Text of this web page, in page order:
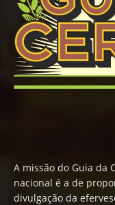
A missão do Guia da
nacional é a de
divulgação da